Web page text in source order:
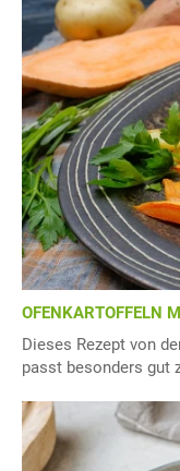
OFENKARTOFFELN
Dieses Rezept von
passt besonders gut